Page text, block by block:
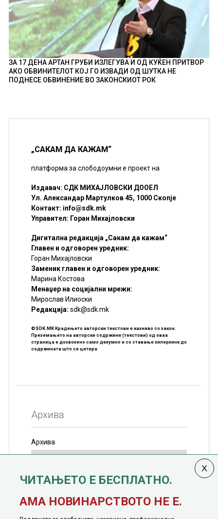
ЗА 17 ДЕНА АРТАН ГРУБИ ИЗЛЕГУВА И ОД КУЌЕН ПРИТВОР
АКО ОБВИНИТЕЛОТ КОЈ ГО ИЗВАДИ ОД ШУТКА НЕ
ПОДНЕСЕ ОБВИНЕНИЕ ВО ЗАКОНСКИОТ РОК
„САКАМ ДА КАЖАМ“
платформа за слободоумни е проект на
Издавач: СДК МИХАЈЛОВСКИ ДООЕЛ
Ул. Александар Мартулков 45, 1000 Скопје
Контакт: info@sdk.mk
Управител: Горан Михајловски
Дигитална редакција „Сакам да кажам“
Главен и одговорен уредник:
Горан Михајловски
Заменик главен и одговорен уредник:
Марина Костова
Менаџер на социјални мрежи:
Мирослав Илиоски
Редакцијa: sdk@sdk.mk
©SDK.MK Крадењето авторски текстови е казниво со закон.
Преземањето на авторски содржини (текстови) од оваа
страница е дозволено само делумно и со ставање хиперлинк до
содржината што се цитира
Архива
Архива
јануари, 1991 година
ЧИТАЊЕТО Е БЕСПЛАТНО.
АМА НОВИНАРСТВОТО НЕ Е.